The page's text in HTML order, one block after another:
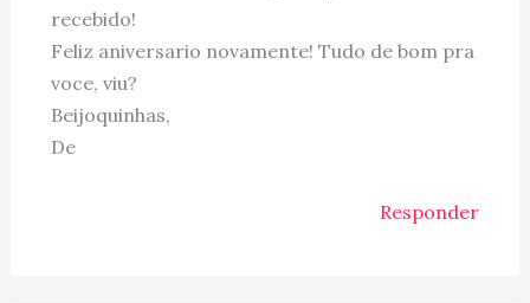
recebido!
Feliz aniversario novamente! Tudo de bom pra
voce, viu?
Beijoquinhas,
De
Responder